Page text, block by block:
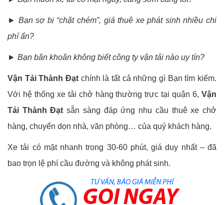
► Bạn sợ bị “chặt chém”, giá thuê xe phát sinh nhiều chi
phí ẩn?
► Bạn băn khoăn không biết công ty vận tải nào uy tín?
Vận Tải Thành Đạt chính là tất cả những gì Bạn tìm kiếm.
Với hệ thống xe tải chở hàng thường trực tại quận 6, Vận
Tải Thành Đạt sẵn sàng đáp ứng nhu cầu thuê xe chở
hàng, chuyển dọn nhà, văn phòng… của quý khách hàng.
Xe tải có mặt nhanh trong 30-60 phút, giá duy nhất – đã
bao trọn lệ phí cầu đường và không phát sinh.